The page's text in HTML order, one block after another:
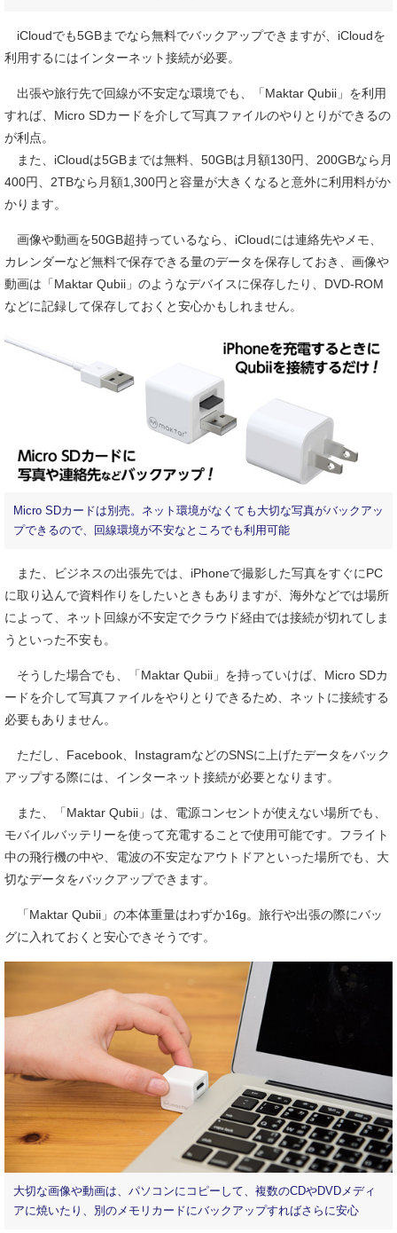
iCloudでも5GBまでなら無料でバックアップできますが、iCloudを
利用するにはインターネット接続が必要。
出張や旅行先で回線が不安定な環境でも、「Maktar Qubii」を利用
すれば、Micro SDカードを介して写真ファイルのやりとりができるの
が利点。
また、iCloudは5GBまでは無料、50GBは月額130円、200GBなら月
400円、2TBなら月額1,300円と容量が大きくなると意外に利用料がか
かります。
画像や動画を50GB超持っているなら、iCloudには連絡先やメモ、
カレンダーなど無料で保存できる量のデータを保存しておき、画像や
動画は「Maktar Qubii」のようなデバイスに保存したり、DVD-ROM
などに記録して保存しておくと安心かもしれません。
Micro SDカードは別売。ネット環境がなくても大切な写真がバックアッ
プできるので、回線環境が不安なところでも利用可能
また、ビジネスの出張先では、iPhoneで撮影した写真をすぐにPC
に取り込んで資料作りをしたいときもありますが、海外などでは場所
によって、ネット回線が不安定でクラウド経由では接続が切れてしま
うといった不安も。
そうした場合でも、「Maktar Qubii」を持っていけば、Micro SDカ
ードを介して写真ファイルをやりとりできるため、ネットに接続する
必要もありません。
ただし、Facebook、InstagramなどのSNSに上げたデータをバック
アップする際には、インターネット接続が必要となります。
また、「Maktar Qubii」は、電源コンセントが使えない場所でも、
モバイルバッテリーを使って充電することで使用可能です。フライト
中の飛行機の中や、電波の不安定なアウトドアといった場所でも、大
切なデータをバックアップできます。
「Maktar Qubii」の本体重量はわずか16g。旅行や出張の際にバッ
グに入れておくと安心できそうです。
大切な画像や動画は、パソコンにコピーして、複数のCDやDVDメディ
アに焼いたり、別のメモリカードにバックアップすればさらに安心